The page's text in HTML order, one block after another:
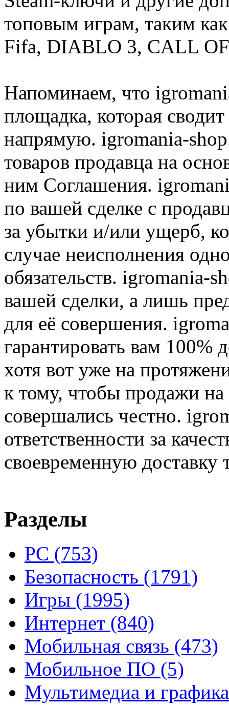
топовым играм, таким
Fifa, DIABLO 3, CALL
Напоминаем, что
площадка, которая
напрямую. igromania-
товаров продавца на
ним Соглашения.
по вашей сделке с
за убытки и/или ущерб,
случае неисполнения
обязательств. igromania-
вашей сделки, а лишь
для её совершения.
гарантировать вам 100%
хотя вот уже на
к тому, чтобы продажи
совершались честно.
ответственности за
своевременную доставку
Разделы
PC (753)
Безопасность (1791)
Игры (1995)
Интернет (840)
Мобильная связь (473)
Мобильное ПО (5)
Мультимедиа и